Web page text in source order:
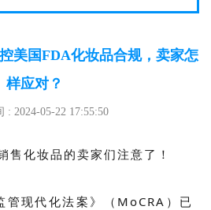
美国FDA化妆品合规，卖家怎
样应对？
: 2024-05-22 17:55:50
售化妆品的卖家们注意了！
现代化法案》 （MoCRA） 已